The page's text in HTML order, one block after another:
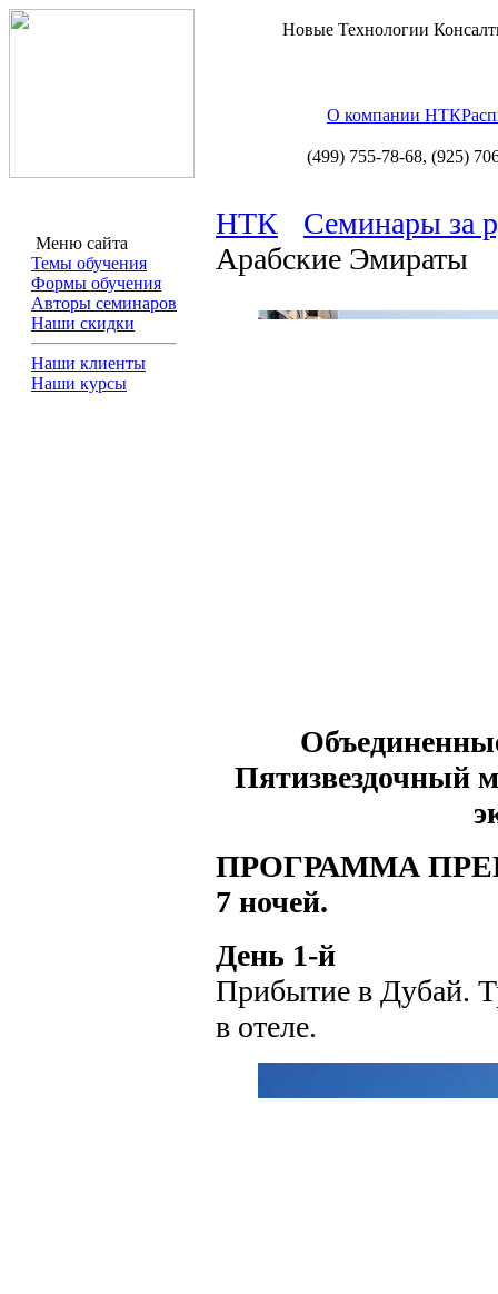
Новые Технологии
О компании НТК
(499) 755-78-68, (925)
Меню сайта
Темы обучения
Формы обучения
Авторы семинаров
Наши скидки
Наши клиенты
Наши курсы
НТК
Семинары за
Арабские Эмираты
Пятизвездочный
ПРОГРАММА
7 ночей.
День 1-й
Прибытие в Дубай.
в отеле.